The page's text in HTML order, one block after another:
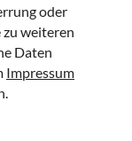
oder
zu weiteren
Daten
Impressum